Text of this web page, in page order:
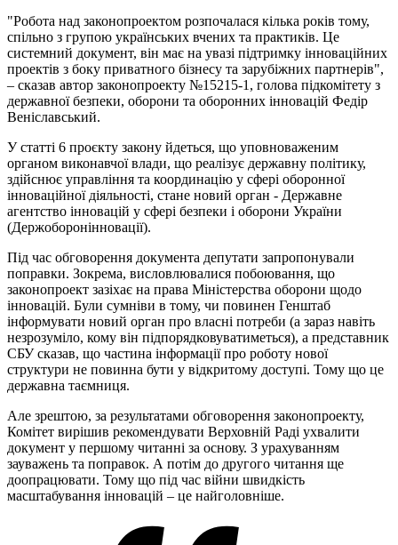
"Робота над законопроектом розпочалася кілька років тому,
спільно з групою українських вчених та практиків. Це
системний документ, він має на увазі підтримку інноваційних
проектів з боку приватного бізнесу та зарубіжних партнерів",
– сказав автор законопроекту №15215-1, голова підкомітету з
державної безпеки, оборони та оборонних інновацій Федір
Веніславський.
У статті 6 проєкту закону йдеться, що уповноваженим
органом виконавчої влади, що реалізує державну політику,
здійснює управління та координацію у сфері оборонної
інноваційної діяльності, стане новий орган - Державне
агентство інновацій у сфері безпеки і оборони України
(Держоборонінновації).
Під час обговорення документа депутати запропонували
поправки. Зокрема, висловлювалися побоювання, що
законопроект зазіхає на права Міністерства оборони щодо
інновацій. Були сумніви в тому, чи повинен Генштаб
інформувати новий орган про власні потреби (а зараз навіть
незрозуміло, кому він підпорядковуватиметься), а представник
СБУ сказав, що частина інформації про роботу нової
структури не повинна бути у відкритому доступі. Тому що це
державна таємниця.
Але зрештою, за результатами обговорення законопроекту,
Комітет вирішив рекомендувати Верховній Раді ухвалити
документ у першому читанні за основу. З урахуванням
зауважень та поправок. А потім до другого читання ще
доопрацювати. Тому що під час війни швидкість
масштабування інновацій – це найголовніше.